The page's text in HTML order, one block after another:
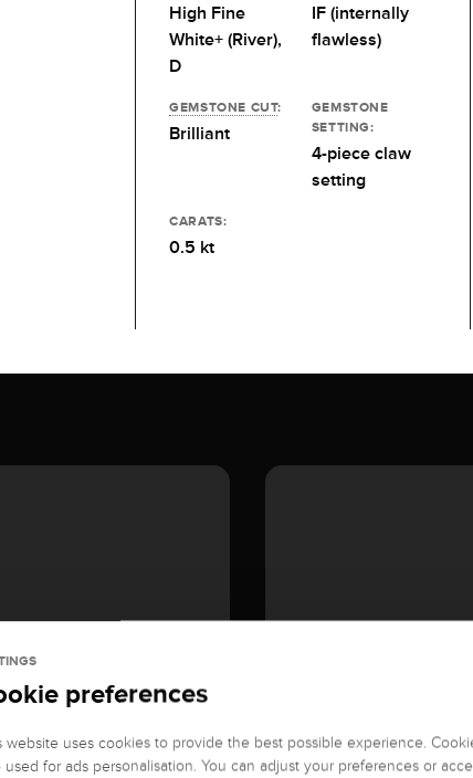
High Fine
White+ (River),
D
IF (internally
flawless)
GEMSTONE CUT:
Brilliant
GEMSTONE
SETTING:
4-piece claw
setting
CARATS:
0.5 kt
preferences
website uses cookies to provide the best possible experience.
used for ads personalisation. You can adjust your preferences or